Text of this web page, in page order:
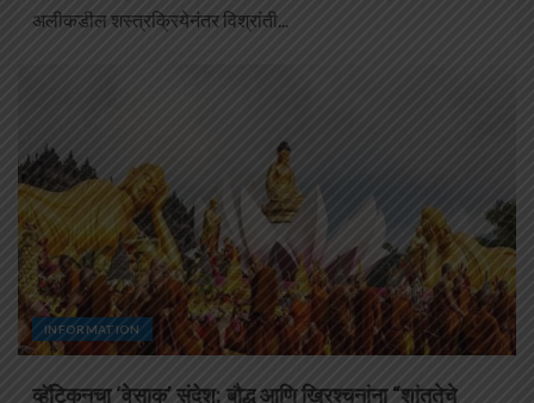
अलीकडील शस्त्रक्रियेनंतर विश्रांती...
INFORMATION
व्हॅटिकनचा ‘वेसाक’ संदेश: बौद्ध आणि ख्रिश्चनांना “शांततेचे